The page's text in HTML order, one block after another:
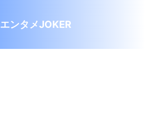
エンタメJOKER